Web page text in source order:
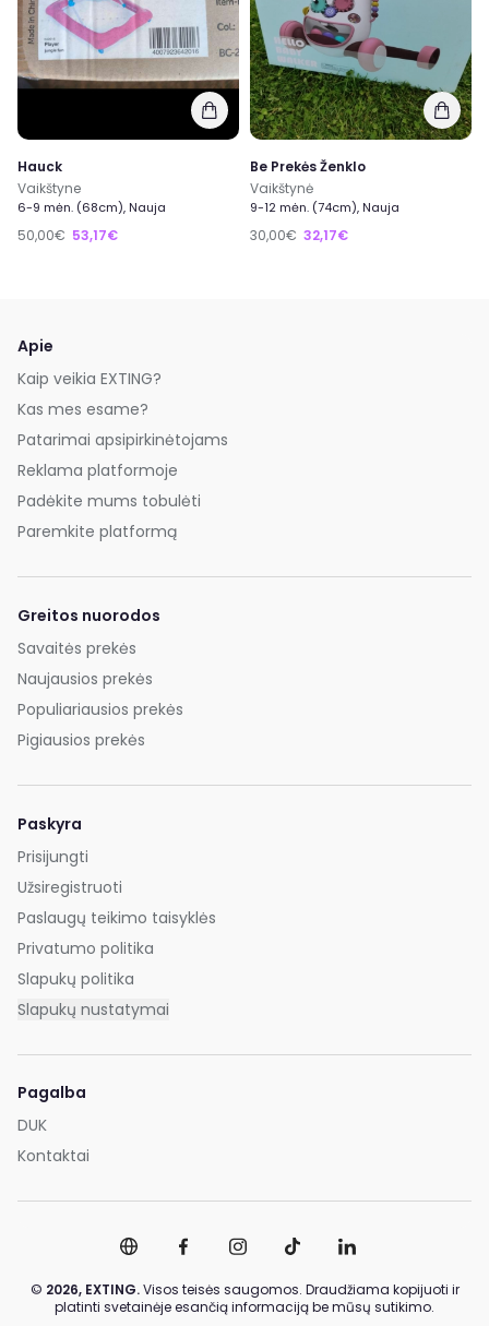
Hauck
Vaikštyne
6-9 mėn. (68cm), Nauja
50,00€ 53,17€
Be Prekės Ženklo
Vaikštynė
9-12 mėn. (74cm), Nauja
30,00€ 32,17€
Apie
Kaip veikia EXTING?
Kas mes esame?
Patarimai apsipirkinėtojams
Reklama platformoje
Padėkite mums tobulėti
Paremkite platformą
Greitos nuorodos
Savaitės prekės
Naujausios prekės
Populiariausios prekės
Pigiausios prekės
Paskyra
Prisijungti
Užsiregistruoti
Paslaugų teikimo taisyklės
Privatumo politika
Slapukų politika
Slapukų nustatymai
Pagalba
DUK
Kontaktai
© 2026, EXTING.Visos teisės saugomos. Draudžiama kopijuoti ir
platinti svetainėje esančią informaciją be mūsų sutikimo.